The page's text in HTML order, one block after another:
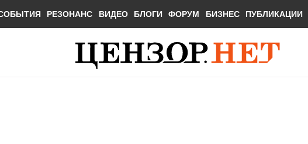
РЕЗОНАНС ВИДЕО БЛОГИ ФОРУМ БИЗНЕС ПУБЛИКАЦИИ